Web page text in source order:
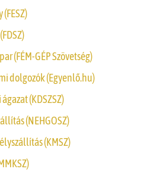
(FESZ)
(FÉM-GÉP Szövetség)
dolgozók (Egyenlő.hu)
(KDSZSZ)
(NEHGOSZ)
(KMSZ)